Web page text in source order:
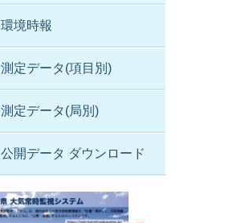
環境時報
測定データ(項目別)
測定データ(局別)
公開データ ダウンロード